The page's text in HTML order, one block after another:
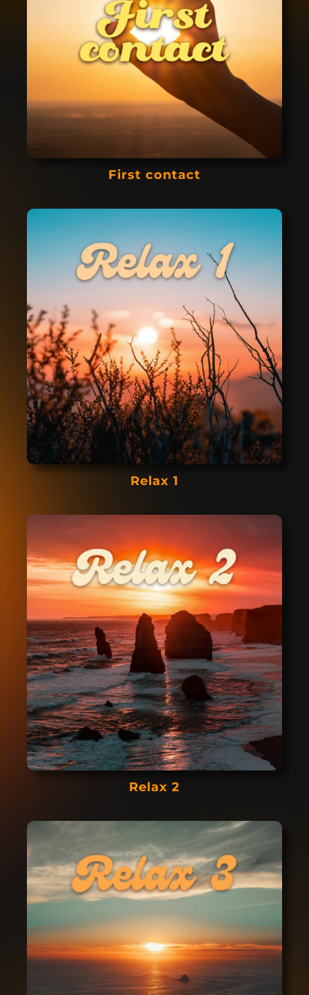
First contact
Relax 1
Relax 2